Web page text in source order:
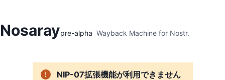
Nosaraypre-alpha Wayback Machine for Nostr.
NIP-07拡張機能が利用できません